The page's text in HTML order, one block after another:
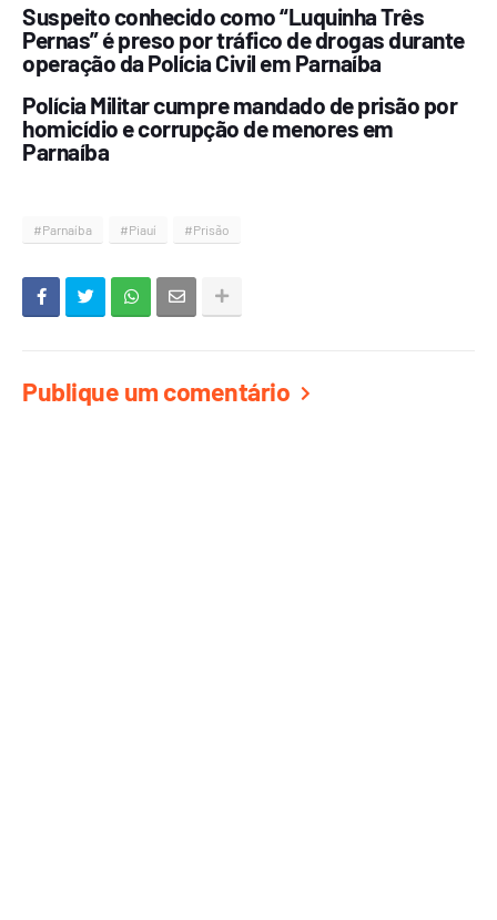
Suspeito conhecido como “Luquinha Três
Pernas” é preso por tráfico de drogas durante
operação da Polícia Civil em Parnaíba
Polícia Militar cumpre mandado de prisão por
homicídio e corrupção de menores em
Parnaíba
#Parnaíba #Piauí #Prisão
Publique um comentário